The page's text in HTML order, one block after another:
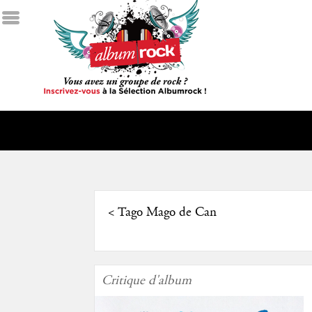
< Tago Mago de Can
Critique d'album